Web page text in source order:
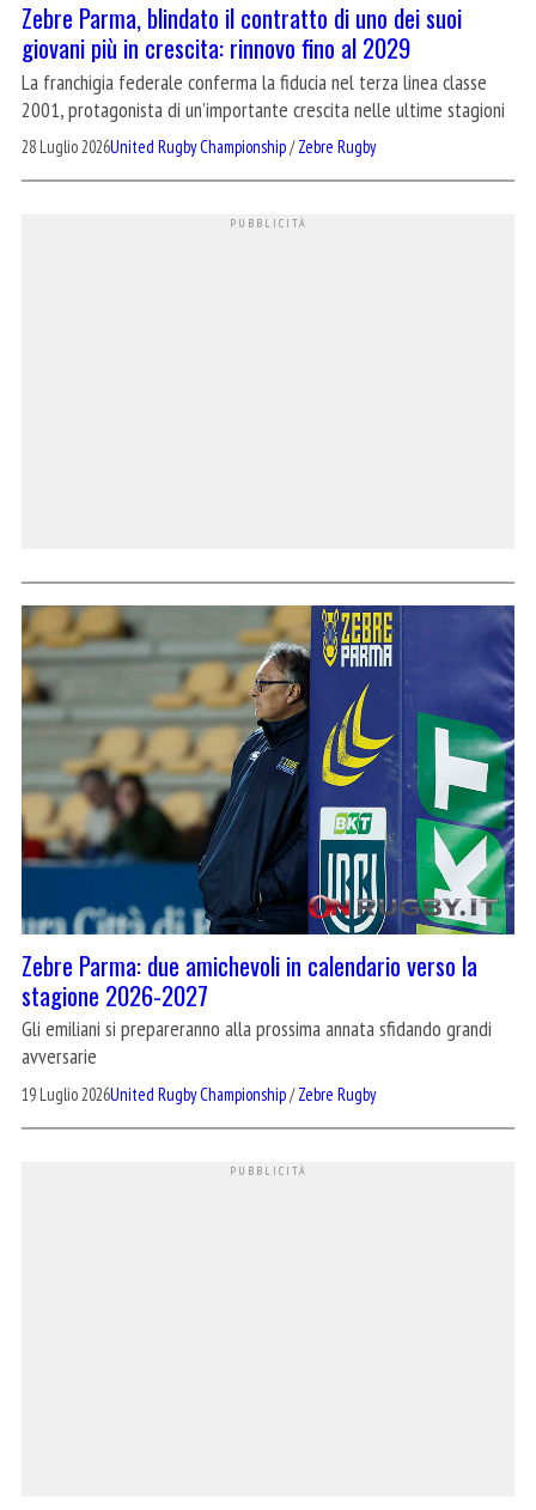
Zebre Parma, blindato il contratto di uno dei suoi
giovani più in crescita: rinnovo fino al 2029
La franchigia federale conferma la fiducia nel terza linea classe
2001, protagonista di un’importante crescita nelle ultime stagioni
28 Luglio 2026United Rugby Championship/Zebre Rugby
Zebre Parma: due amichevoli in calendario verso la
stagione 2026-2027
Gli emiliani si prepareranno alla prossima annata sfidando grandi
avversarie
19 Luglio 2026United Rugby Championship/Zebre Rugby